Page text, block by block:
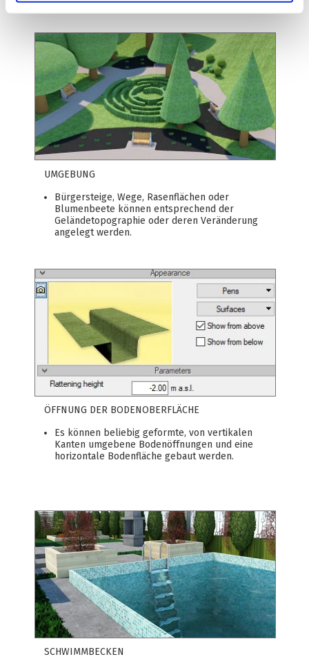
UMGEBUNG
Bürgersteige, Wege, Rasenflächen oder
Blumenbeete können entsprechend der
Geländetopographie oder deren Veränderung
angelegt werden.
ÖFFNUNG DER BODENOBERFLÄCHE
Es können beliebig geformte, von vertikalen
Kanten umgebene Bodenöffnungen und eine
horizontale Bodenfläche gebaut werden.
SCHWIMMBECKEN